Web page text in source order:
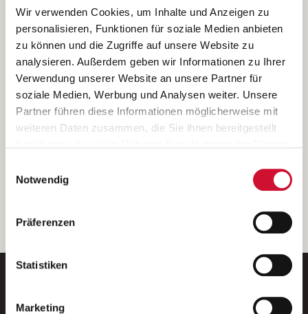
Wir verwenden Cookies, um Inhalte und Anzeigen zu
personalisieren, Funktionen für soziale Medien anbieten
zu können und die Zugriffe auf unsere Website zu
analysieren. Außerdem geben wir Informationen zu Ihrer
Verwendung unserer Website an unsere Partner für
soziale Medien, Werbung und Analysen weiter. Unsere
Partner führen diese Informationen möglicherweise mit
weiteren Daten zusammen, die Sie ihnen bereitgestellt
Wenn Sie auf „Cookies zulassen“ klicken, so stimmen
Sie der Speicherung sämtlicher Cookies zu. Sie können
Ihre Einwilligung selbstverständlich jederzeit widerrufen,
indem Sie die Cookie-Einstellungen aufrufen und diese
unserer
Notwendig
Präferenzen
Statistiken
Marketing
Ich bin damit einverstanden, dass meine personenbezogenen Daten
ausschließlich zum Zweck der Durchführung der Kontaktanfrage
verarbeitet, auf IT- Systemen der Garitz Bewirtschaftungsbetriebe
GmbH, Heinrich-von-Kleist-Straße 2, 97688 Bad Kissingen
(Betreiber) gespeichert und an die für das Stellenangebot
verantwortliche Stelle zur Kontaktaufnahme weitergegeben
werden.
Diese Einwilligungserklärung kann ich jederzeit gegenüber dem
Weitere Details können Sie der
entnehmen.